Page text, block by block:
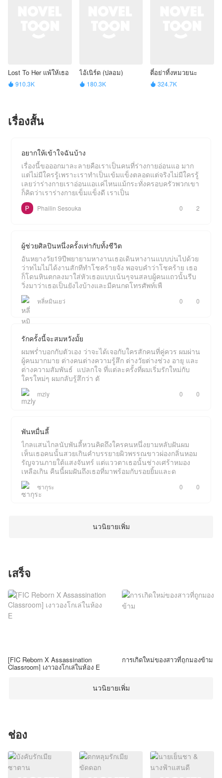
Lost To Her เเพ้ให้เธอ
 910.3K
ไอ้เนิร์ด (ปลอม)
 180.3K
ตี๋อย่าทิ้งหมวยนะ
 324.7K
เรื่องสั้น
อยากให้เข้าใจฉันบ้าง
เรื่องนี้ขอออกมาละลายคือเราเป็นคนที่ร่างกายอ่อนแอ มาก
แต่ไม่มีใครรู้เพราะเราทำเป็นเข้มแข็งตลอดแต่จริงไม่มีใครรู้
เลยว่าร่างกายเราอ่อนแอเเค่ไหนแม้กระทั่งครอบครัวพวกเขา
ก็คิดว่าเราร่างกายเข็มแข็งดี เราเป็น
Phailin Sesouka 0 2
ผู้ช่วย​ศิลปิน​หนึ่ง​ครั้ง​เท่ากับ​ทั้ง​ชีวิต​
อันหยางวัย19ปีพยายาม​หางานเธอเดินหางานแบบบ่นไปด้วย
ว่าทไมไม่ได้งานสักทีทำโชคร้ายจัง พอจบคำว่าโชคร้าย เธอ
ก็โดนหินตกลงมาใส่หัวเธอแบบเน้นๆจนสลบผู้คนแถวนั้นรีบ
วิ่งมาว่าเธอเป็นยังไงบ้างและมีคนกดโทรศัพท์​เพื
​หลี่หมินเยว่​ 0 0
รักครั้งนี้จะสมหวังมั้ย
ผมพร่ำบอกกับตัวเอง ว่าจะได้เจอกับใครสักคนที่คู่ควร ผมผ่าน
ผู้คนมากมาย ต่างคนต่างความรู้สึก ต่างวัยต่างช่วง อายุ และ
ต่างความสัมพันธ์ ​ แปลกใจ ที่แต่ละครั้งที่ผมเริ่มรักใหม่กับ
ใครใหม่ๆ ผมกลับรู้สึกว่า ตั
mzly 0 0
พันหมื่นลี้
ไกลแสนไกลนับพันลี้หวนคิดถึงใครคนหนึ่งยามหลับฝันผม
เห็นเธอคนนั้นสวยเกินคำบรรยายผิวพรรณขาวผ่องกลิ่นหอม
รัญจวนภายใต้แสงจันทร์ แต่แววตาเธอนั้นช่างเศร้าหมอง
เหลือเกิน คืนนี้ผมฝันถึงเธอที่มาพร้อมกับรอยยิ้มและด
ซากุระ 0 0
นวนิยายเพิ่ม
เสร็จ
[FIC Reborn X Assassination
Classroom] เงาวองโกเล่ในห้อง E
การเกิดใหม่ของสาวที่ถูกมองข้าม
นวนิยายเพิ่ม
ช่อง